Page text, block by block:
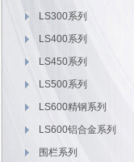
LS300系列
LS400系列
LS450系列
LS500系列
LS600精钢系列
LS600铝合金系列
围栏系列